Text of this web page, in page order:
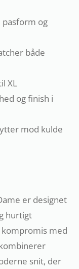
og
både
XL
og finish i
mod kulde
er designet
hurtigt
med
snit, der